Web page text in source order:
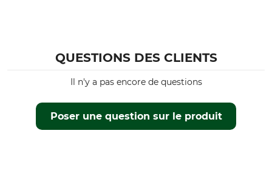
QUESTIONS DES CLIENTS
Poser une question sur le produit
Il n'y a pas encore de questions